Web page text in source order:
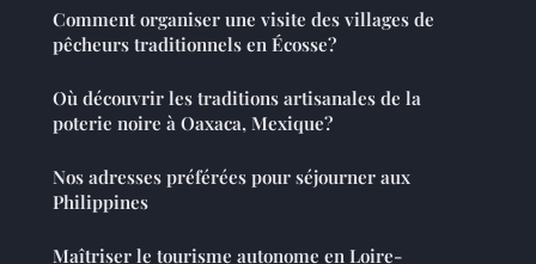
Comment organiser une visite des villages de
pêcheurs traditionnels en Écosse?
Où découvrir les traditions artisanales de la
poterie noire à Oaxaca, Mexique?
Nos adresses préférées pour séjourner aux
Philippines
Maîtriser le tourisme autonome en Loire-